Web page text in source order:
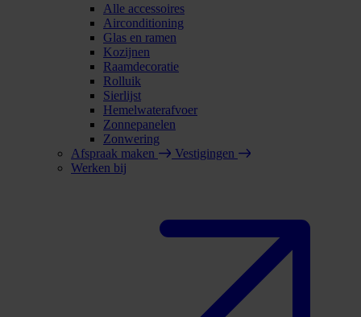
Alle accessoires
Airconditioning
Glas en ramen
Kozijnen
Raamdecoratie
Rolluik
Sierlijst
Hemelwaterafvoer
Zonnepanelen
Zonwering
Afspraak maken
Vestigingen
Werken bij